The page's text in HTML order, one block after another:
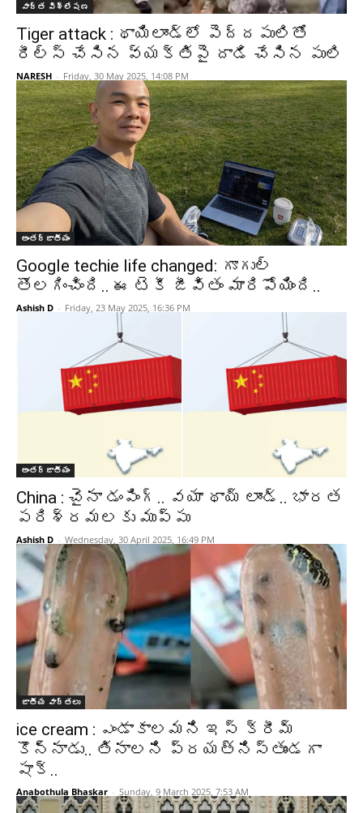
వార్త విశ్లేషణ
Tiger attack : థాయిలాండ్‌లో పెద్దపులితో
రీల్స్ చేసిన వ్యక్తిపై దాడి చేసిన పులి
NARESH - Friday, 30 May 2025, 14:08 PM
అంతర్జాతీయం
Google techie life changed: గూగుల్‌
తొలగించింది.. ఈ టెకీ జీవితం మారిపోయింది..
Ashish D - Friday, 23 May 2025, 16:36 PM
అంతర్జాతీయం
China : చైనా డంపింగ్.. వయా థాయ్ లాండ్.. భారత
పరిశ్రమలకు ముప్పు
Ashish D - Wednesday, 30 April 2025, 16:49 PM
జాతీయ వార్తలు
ice cream : ఎండాకాలమని ఇస్ క్రీమ్
కొన్నాడు.. తినాలని ప్రయత్నిస్తుండగా
షాక్..
Anabothula Bhaskar - Sunday, 9 March 2025, 7:53 AM